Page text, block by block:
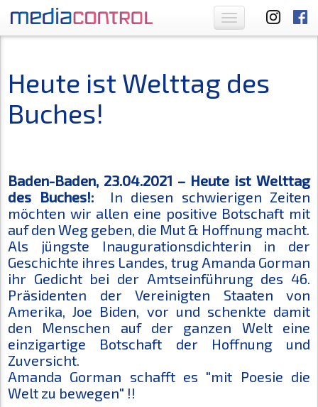
Toggle
navigation
Heute ist Welttag des
Buches!
Baden-Baden, 23.04.2021 – Heute ist Welttag
des Buches!:
In diesen schwierigen Zeiten
möchten wir allen eine positive Botschaft mit
auf den Weg geben, die Mut & Hoffnung macht.
Als jüngste Inaugurationsdichterin in der
Geschichte ihres Landes, trug Amanda Gorman
ihr Gedicht bei der Amtseinführung des 46.
Präsidenten der Vereinigten Staaten von
Amerika, Joe Biden, vor und schenkte damit
den Menschen auf der ganzen Welt eine
einzigartige Botschaft der Hoffnung und
Zuversicht.
Amanda Gorman schafft es "mit Poesie die
Welt zu bewegen" !!